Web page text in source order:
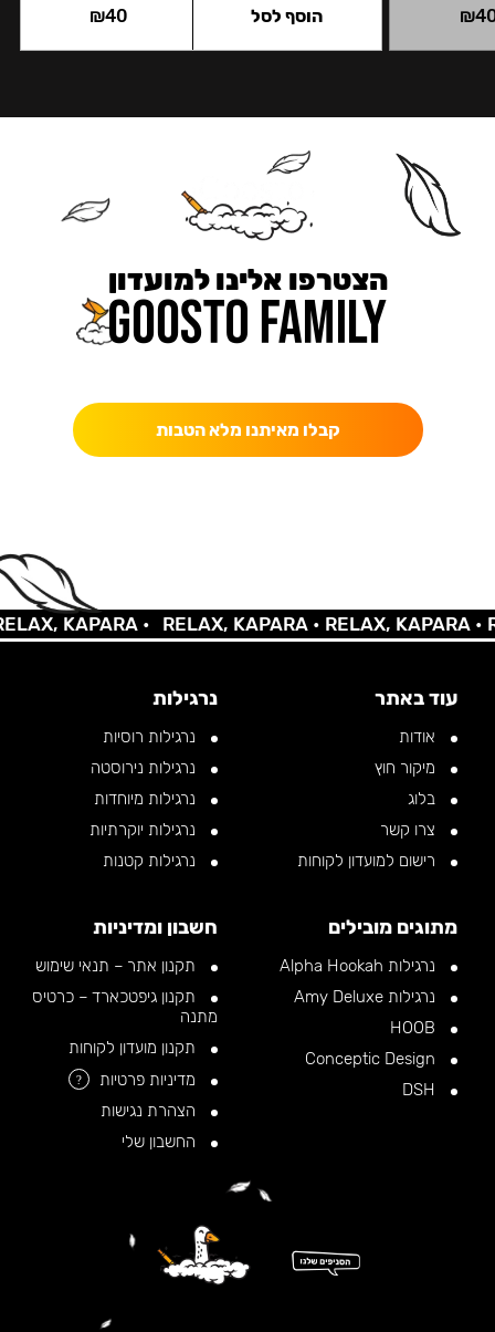
₪
₪40 הוסף לסל
הצטרפו אלינו למועדון
קבלו מאיתנו מלא הטבות
KAPARA • RELAX, KAPARA •RELAX, KAPARA •
עוד באתר
אודות
מיקור חוץ
בלוג
צרו קשר
רישום למועדון לקוחות
נרגילות
נרגילות רוסיות
נרגילות נירוסטה
נרגילות מיוחדות
נרגילות יוקרתיות
נרגילות קטנות
מתוגים מובילים
נרגילות Alpha Hookah
נרגילות Amy Deluxe
חשבון ומדיניות
תקנון אתר – תנאי שימוש
תקנון גיפטכארד – כרטיס
מתנה
תקנון מועדון לקוחות
מדיניות פרטיות
?
הצהרת נגישות
החשבון שלי